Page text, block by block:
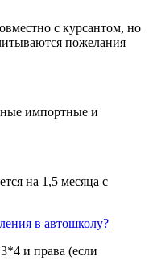
с курсантом, но
пожелания
импортные и
на 1,5 месяца с
в автошколу?
и права (если